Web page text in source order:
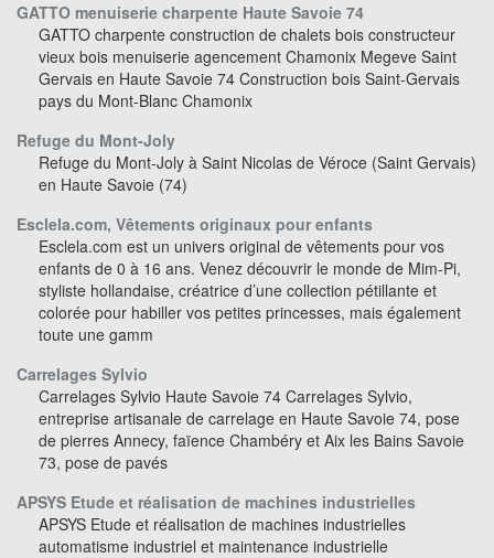
GATTO menuiserie charpente Haute Savoie 74
GATTO charpente construction de chalets bois constructeur
vieux bois menuiserie agencement Chamonix Megeve Saint
Gervais en Haute Savoie 74 Construction bois Saint-Gervais
pays du Mont-Blanc Chamonix
Refuge du Mont-Joly
Refuge du Mont-Joly à Saint Nicolas de Véroce (Saint Gervais)
en Haute Savoie (74)
Esclela.com, Vêtements originaux pour enfants
Esclela.com est un univers original de vêtements pour vos
enfants de 0 à 16 ans. Venez découvrir le monde de Mim-Pi,
styliste hollandaise, créatrice d’une collection pétillante et
colorée pour habiller vos petites princesses, mais également
toute une gamm
Carrelages Sylvio
Carrelages Sylvio Haute Savoie 74 Carrelages Sylvio,
entreprise artisanale de carrelage en Haute Savoie 74, pose
de pierres Annecy, faïence Chambéry et Aix les Bains Savoie
73, pose de pavés
APSYS Etude et réalisation de machines industrielles
APSYS Etude et réalisation de machines industrielles
automatisme industriel et maintenance industrielle